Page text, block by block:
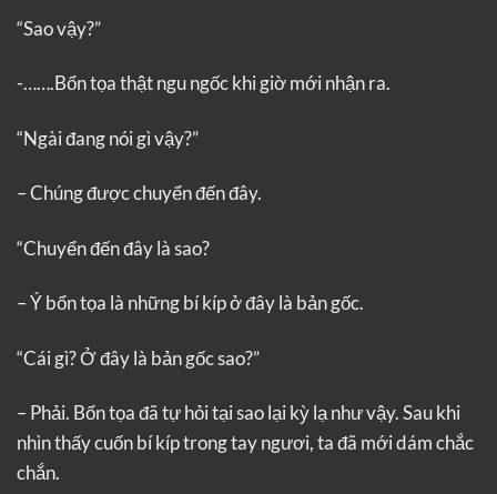
“Sao vậy?”
-…….Bổn tọa thật ngu ngốc khi giờ mới nhận ra.
“Ngài đang nói gì vậy?”
– Chúng được chuyển đến đây.
“Chuyển đến đây là sao?
– Ý bổn tọa là những bí kíp ở đây là bản gốc.
“Cái gì? Ở đây là bản gốc sao?”
– Phải. Bổn tọa đã tự hỏi tại sao lại kỳ lạ như vậy. Sau khi
nhìn thấy cuốn bí kíp trong tay ngươi, ta đã mới dám chắc
chắn.